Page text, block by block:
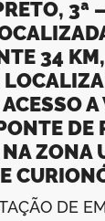
3ª
34
DE
ZONA
DE